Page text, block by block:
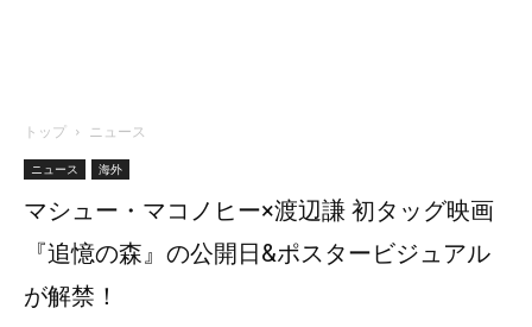
トップ ニュース
ニュース 海外
マシュー・マコノヒー×渡辺謙 初タッグ映画
『追憶の森』の公開日&ポスタービジュアル
が解禁！